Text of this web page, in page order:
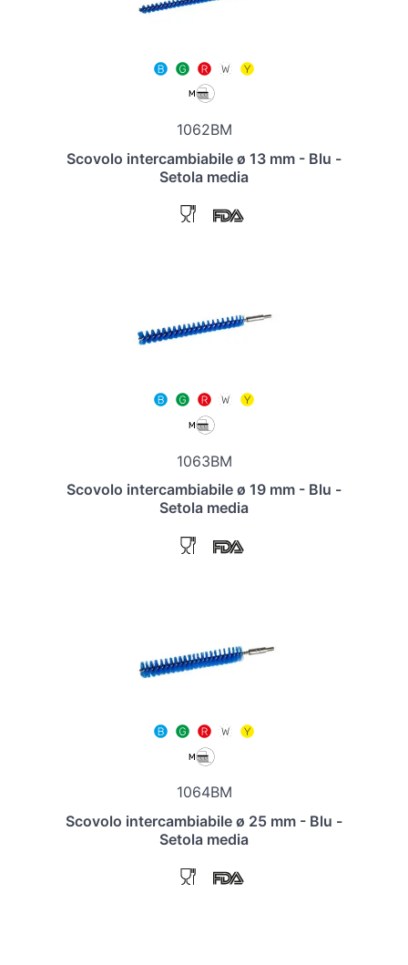
1062BM
Scovolo intercambiabile ø 13 mm - Blu -
Setola media
1063BM
Scovolo intercambiabile ø 19 mm - Blu -
Setola media
1064BM
Scovolo intercambiabile ø 25 mm - Blu -
Setola media